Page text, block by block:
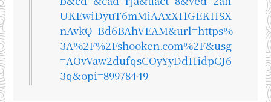
UKEwiDyuT6mMiAAxXI1GEKHSX
nAvkQ_Bd6BAhVEAM&url=https%
3A%2F%2Fshooken.com%2F&usg
=AOvVaw2dufqsCOyYyDdHidpCJ6
3q&opi=89978449